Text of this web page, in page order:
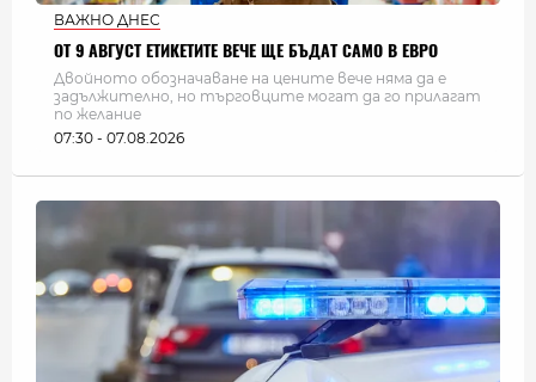
ВАЖНО ДНЕС
ОТ 9 АВГУСТ ЕТИКЕТИТЕ ВЕЧЕ ЩЕ БЪДАТ САМО В ЕВРО
Двойното обозначаване на цените вече няма да е
задължително, но търговците могат да го прилагат
по желание
07:30 - 07.08.2026